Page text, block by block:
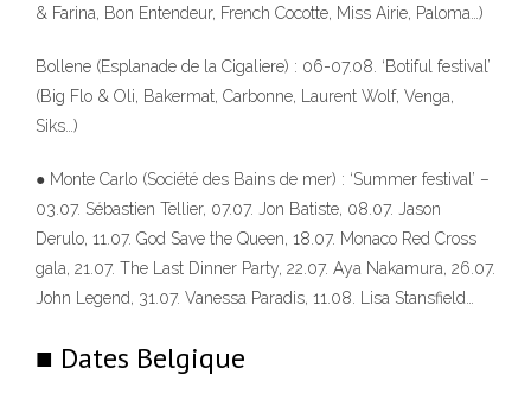
& Farina, Bon Entendeur, French Cocotte, Miss Airie, Paloma…)
Bollene (Esplanade de la Cigaliere) : 06-07.08. ‘Botiful festival’
(Big Flo & Oli, Bakermat, Carbonne, Laurent Wolf, Venga,
Siks…)
● Monte Carlo (Société des Bains de mer) : ‘Summer festival’ –
03.07. Sébastien Tellier, 07.07. Jon Batiste, 08.07. Jason
Derulo, 11.07. God Save the Queen, 18.07. Monaco Red Cross
gala, 21.07. The Last Dinner Party, 22.07. Aya Nakamura, 26.07.
John Legend, 31.07. Vanessa Paradis, 11.08. Lisa Stansfield…
■ Dates Belgique